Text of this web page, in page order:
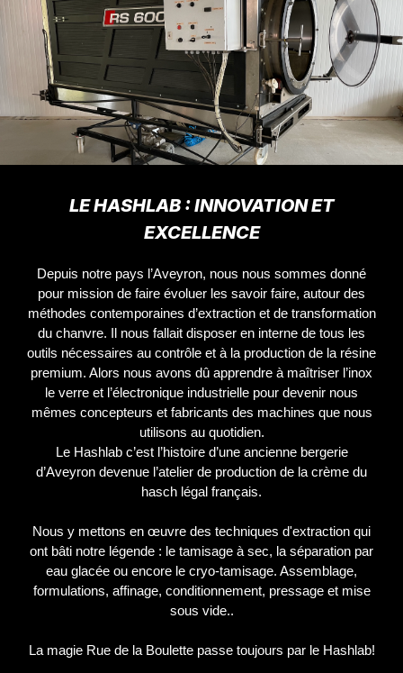
LE HASHLAB : INNOVATION ET
EXCELLENCE
Depuis notre pays l’Aveyron, nous nous sommes donné
pour mission de faire évoluer les savoir faire, autour des
méthodes contemporaines d’extraction et de transformation
du chanvre. Il nous fallait disposer en interne de tous les
outils nécessaires au contrôle et à la production de la résine
premium. Alors nous avons dû apprendre à maîtriser l’inox
le verre et l’électronique industrielle pour devenir nous
mêmes concepteurs et fabricants des machines que nous
utilisons au quotidien.
Le Hashlab c’est l’histoire d’une ancienne bergerie
d’Aveyron devenue l’atelier de production de la crème du
hasch légal français.
Nous y mettons en œuvre des techniques d'extraction qui
ont bâti notre légende : le tamisage à sec, la séparation par
eau glacée ou encore le cryo-tamisage. Assemblage,
formulations, affinage, conditionnement, pressage et mise
sous vide..
La magie Rue de la Boulette passe toujours par le Hashlab!